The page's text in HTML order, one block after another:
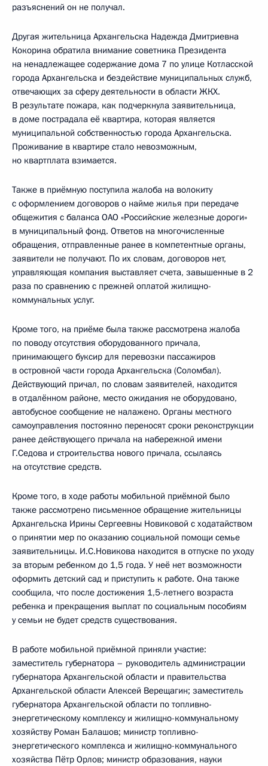
разъяснений он не получал.
Другая жительница Архангельска Надежда Дмитриевна
Кокорина обратила внимание советника Президента
на ненадлежащее содержание дома 7 по улице Котласской
города Архангельска и бездействие муниципальных служб,
отвечающих за сферу деятельности в области ЖКХ.
В результате пожара, как подчеркнула заявительница,
в доме пострадала её квартира, которая является
муниципальной собственностью города Архангельска.
Проживание в квартире стало невозможным,
но квартплата взимается.
Также в приёмную поступила жалоба на волокиту
с оформлением договоров о найме жилья при передаче
общежития с баланса ОАО «Российские железные дороги»
в муниципальный фонд. Ответов на многочисленные
обращения, отправленные ранее в компетентные органы,
заявители не получают. По их словам, договоров нет,
управляющая компания выставляет счета, завышенные в 2
раза по сравнению с прежней оплатой жилищно-
коммунальных услуг.
Кроме того, на приёме была также рассмотрена жалоба
по поводу отсутствия оборудованного причала,
принимающего буксир для перевозки пассажиров
в островной части города Архангельска (Соломбал).
Действующий причал, по словам заявителей, находится
в отдалённом районе, место ожидания не оборудовано,
автобусное сообщение не налажено. Органы местного
самоуправления постоянно переносят сроки реконструкции
ранее действующего причала на набережной имени
Г.Седова и строительства нового причала, ссылаясь
на отсутствие средств.
Кроме того, в ходе работы мобильной приёмной было
также рассмотрено письменное обращение жительницы
Архангельска Ирины Сергеевны Новиковой с ходатайством
о принятии мер по оказанию социальной помощи семье
заявительницы. И.С.Новикова находится в отпуске по уходу
за вторым ребенком до 1,5 года. У неё нет возможности
оформить детский сад и приступить к работе. Она также
сообщила, что после достижения 1,5-летнего возраста
ребенка и прекращения выплат по социальным пособиям
у семьи не будет средств существования.
В работе мобильной приёмной приняли участие:
заместитель губернатора – руководитель администрации
губернатора Архангельской области и правительства
Архангельской области Алексей Верещагин; заместитель
губернатора Архангельской области по топливно-
энергетическому комплексу и жилищно-коммунальному
хозяйству Роман Балашов; министр топливно-
энергетического комплекса и жилищно-коммунального
хозяйства Пётр Орлов; министр образования, науки